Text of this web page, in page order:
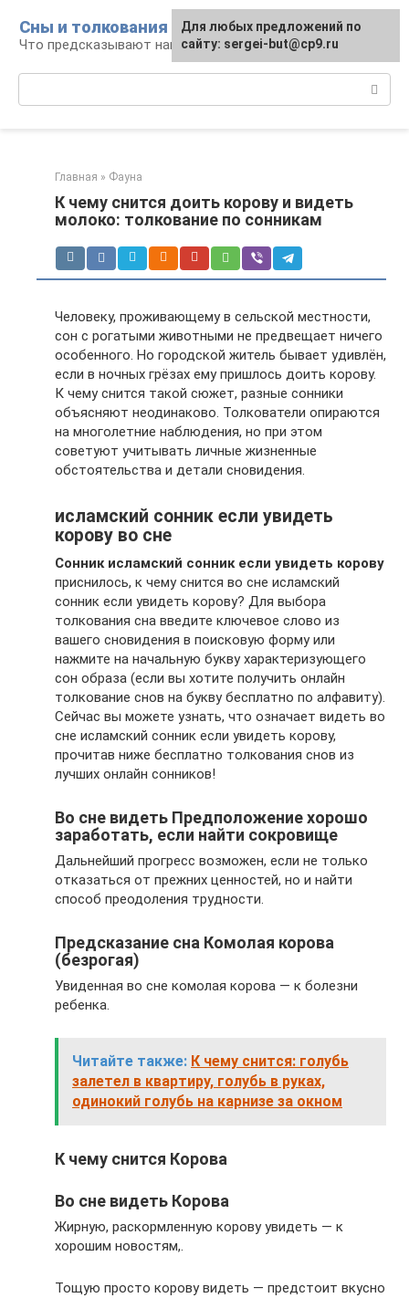
контенту
Сны и толкования
Что предсказывают нам наши сны
Главная » Фауна
К чему снится доить корову и видеть
молоко: толкование по сонникам
Человеку, проживающему в сельской местности,
сон с рогатыми животными не предвещает ничего
особенного. Но городской житель бывает удивлён,
если в ночных грёзах ему пришлось доить корову.
К чему снится такой сюжет, разные сонники
объясняют неодинаково. Толкователи опираются
на многолетние наблюдения, но при этом
советуют учитывать личные жизненные
обстоятельства и детали сновидения.
исламский сонник если увидеть
корову во сне
Сонник исламский сонник если увидеть корову
приснилось, к чему снится во сне исламский
сонник если увидеть корову? Для выбора
толкования сна введите ключевое слово из
вашего сновидения в поисковую форму или
нажмите на начальную букву характеризующего
сон образа (если вы хотите получить онлайн
толкование снов на букву бесплатно по алфавиту).
Сейчас вы можете узнать, что означает видеть во
сне исламский сонник если увидеть корову,
прочитав ниже бесплатно толкования снов из
лучших онлайн сонников!
Во сне видеть Предположение хорошо
заработать, если найти сокровище
Дальнейший прогресс возможен, если не только
отказаться от прежних ценностей, но и найти
способ преодоления трудности.
Предсказание сна Комолая корова
(безрогая)
Увиденная во сне комолая корова — к болезни
ребенка.
Читайте также: К чему снится: голубь
залетел в квартиру, голубь в руках,
одинокий голубь на карнизе за окном
К чему снится Корова
Во сне видеть Корова
Жирную, раскормленную корову увидеть — к
хорошим новостям,.
Тощую просто корову видеть — предстоит вкусно
Для любых предложений по
сайту: sergei-but@cp9.ru